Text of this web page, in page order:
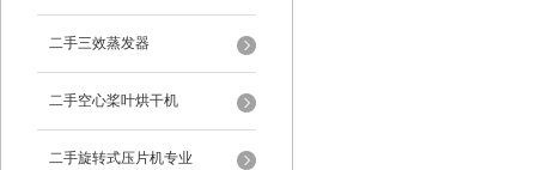
二手三效蒸发器
二手空心桨叶烘干机
二手旋转式压片机专业